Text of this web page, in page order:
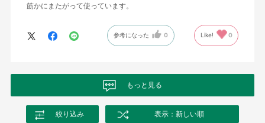
筋かにまたがって使っています。
参考になった 0 Like! 0
もっと見る
絞り込み 表示：新しい順